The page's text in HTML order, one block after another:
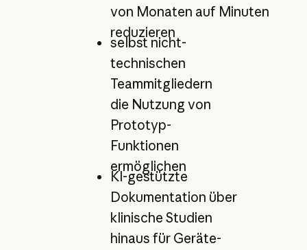
von Monaten auf Minuten
reduzieren
selbst nicht-
technischen
Teammitgliedern
die Nutzung von
Prototyp-
Funktionen
ermöglichen
KI-gestützte
Dokumentation über
klinische Studien
hinaus für Geräte-